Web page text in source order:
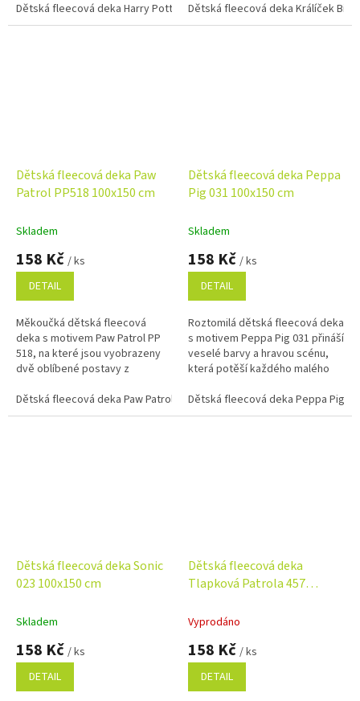
dárek pro malé fanoušky...
Dětská fleecová deka Harry Potter 067 100x150 cm
cestování.
Dětská fleecová deka Králíček
Dětská fleecová deka Paw
Patrol PP518 100x150 cm
Skladem
158 Kč / ks
DETAIL
Měkoučká dětská fleecová
deka s motivem Paw Patrol PP
518, na které jsou vyobrazeny
dvě oblíbené postavy z
pozadí se srdíčky. Rozměr
100×150 cm,...
Dětská fleecová deka Paw Patrol PP518 100x150 cm
Dětská fleecová deka Peppa
Pig 031 100x150 cm
Skladem
158 Kč / ks
DETAIL
Roztomilá dětská fleecová deka
s motivem Peppa Pig 031 přináší
veselé barvy a hravou scénu,
která potěší každého malého
z měkkého a hřejivého...
Dětská fleecová deka Peppa Pig
Dětská fleecová deka Sonic
023 100x150 cm
Skladem
158 Kč / ks
DETAIL
Dětská fleecová deka
Tlapková Patrola 457
Vyprodáno
158 Kč / ks
DETAIL